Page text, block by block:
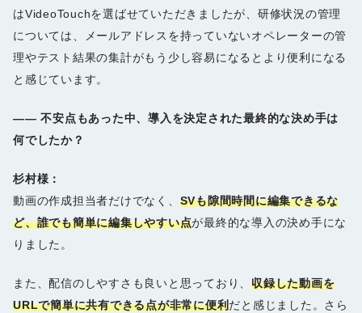
はVideoTouchを選ばせていただきましたが、研修状況の管理
については、メールアドレスを持っていないオペレーターの管
理やテスト結果の集計がもう少し容易になるとより便利になる
と感じています。
―― 不安点もあった中、導入を決定された最終的な決め手は
何でしたか？
杉村様：
動画の作成担当者だけでなく、 SVも隙間時間に編集できるな
ど、誰でも簡単に編集しやすい点が最終的な導入の決め手にな
りました。
また、配信のしやすさも良いと思っており、 収録した動画を
URLで簡単に共有できる点が非常に便利だと感じました。さら